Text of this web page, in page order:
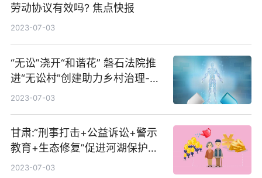
劳动协议有效吗? 焦点快报
2023-07-03
“无讼”浇开“和谐花” 磐石法院推
进“无讼村”创建助力乡村治理-环
球短讯
2023-07-03
甘肃:“刑事打击+公益诉讼+警示
教育+生态修复”促进河湖保护治
理_世界快报
2023-07-03